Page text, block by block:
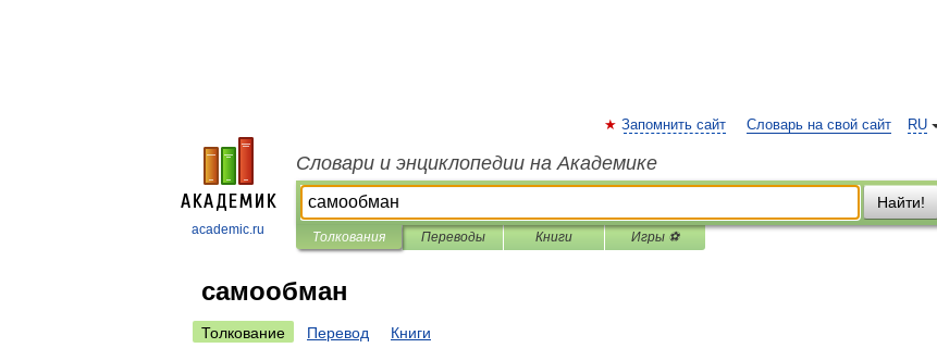
academic.ru
RU
Запомнить сайт Словарь на свой сайт
Словари и энциклопедии на Академике
Найти!
Толкования Переводы Книги Игры ⚽
самообман
Толкование Перевод Книги